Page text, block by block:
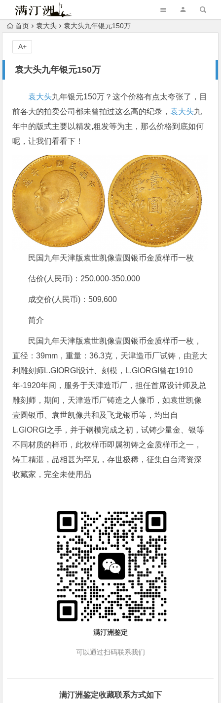
首页 袁大头 袁大头九年银元150万
袁大头九年银元150万
A+
袁大头九年银元150万？这个价格有点太夸张了，目
前各大的拍卖公司都未曾拍过这么高的纪录， 袁大头九
年中的版式主要以精发,粗发等为主，那么价格到底如何
呢，让我们看看下！
民国九年天津版袁世凯像壹圆银币金质样币一枚
估价(人民币)：250,000-350,000
成交价(人民币)：509,600
简介
民国九年天津版袁世凯像壹圆银币金质样币一枚，
直径：39mm，重量：36.3克，天津造币厂试铸，由意大
利雕刻师L.GIORGI设计、刻模，L.GIORGI曾在1910
年-1920年间，服务于天津造币厂，担任首席设计师及总
雕刻师，期间，天津造币厂铸造之人像币，如袁世凯像
壹圆银币、袁世凯像共和及飞龙银币等，均出自
L.GIORGI之手，并于钢模完成之初，试铸少量金、银等
不同材质的样币，此枚样币即属初铸之金质样币之一，
铸工精湛，品相甚为罕见，存世极稀，征集自台湾资深
收藏家，完全未使用品
满汀洲鉴定
可以通过扫码联系我们
满汀洲鉴定收藏联系方式如下